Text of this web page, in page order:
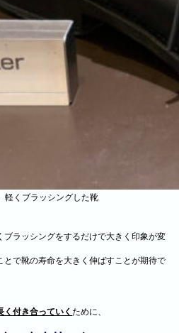
軽くブラッシングした靴
ラッシングをするだけで大きく印象が変
で靴の寿命を大きく伸ばすことが期待で
く付き合っていくために、